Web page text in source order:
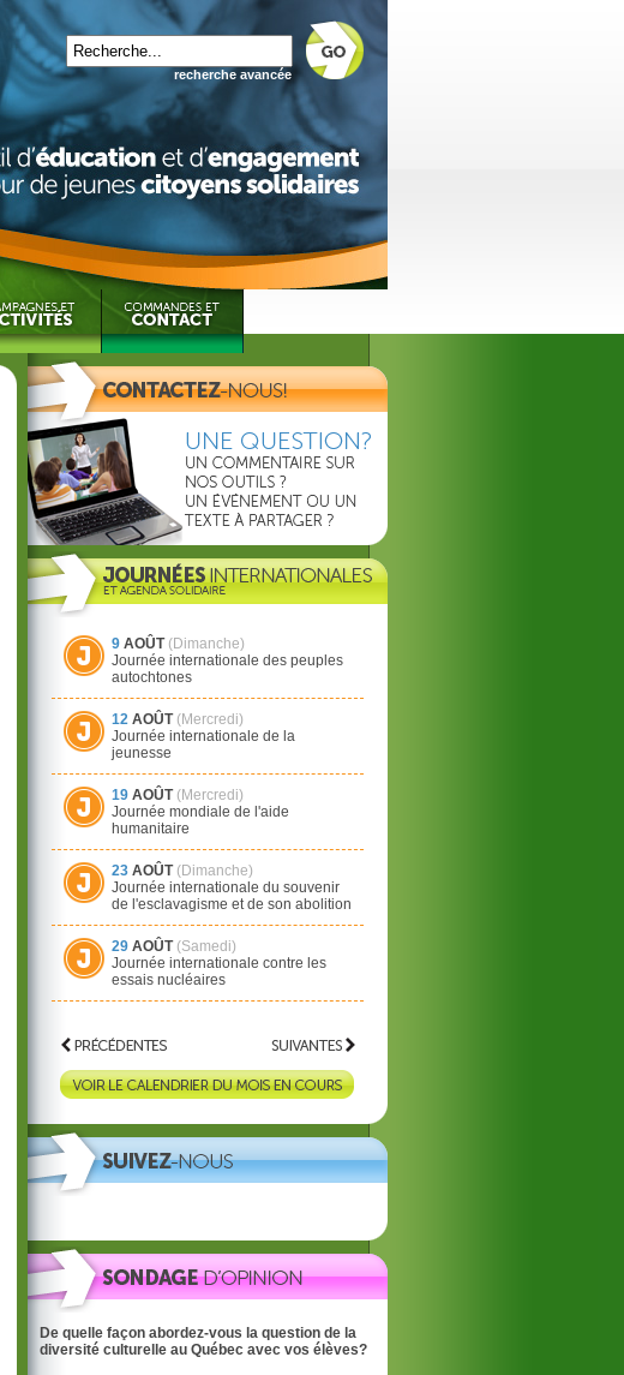
recherche avancée
9 AOÛT (Dimanche)
Journée internationale des peuples
autochtones
12 AOÛT (Mercredi)
Journée internationale de la
jeunesse
19 AOÛT (Mercredi)
Journée mondiale de l'aide
humanitaire
23 AOÛT (Dimanche)
Journée internationale du souvenir
de l'esclavagisme et de son abolition
29 AOÛT (Samedi)
Journée internationale contre les
essais nucléaires
De quelle façon abordez-vous la question de la
diversité culturelle au Québec avec vos élèves?